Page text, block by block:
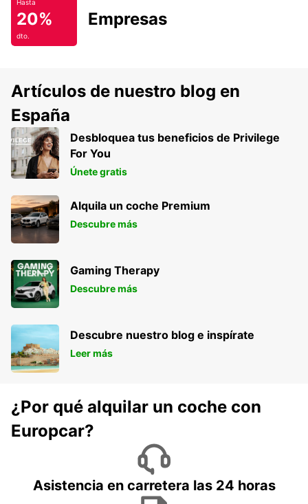
Hasta
20%
dto.
Empresas
Artículos de nuestro blog en
España
Desbloquea tus beneficios de Privilege
For You
Únete gratis
Alquila un coche Premium
Descubre más
Gaming Therapy
Descubre más
Descubre nuestro blog e inspírate
Leer más
¿Por qué alquilar un coche con
Europcar?
Asistencia en carretera las 24 horas